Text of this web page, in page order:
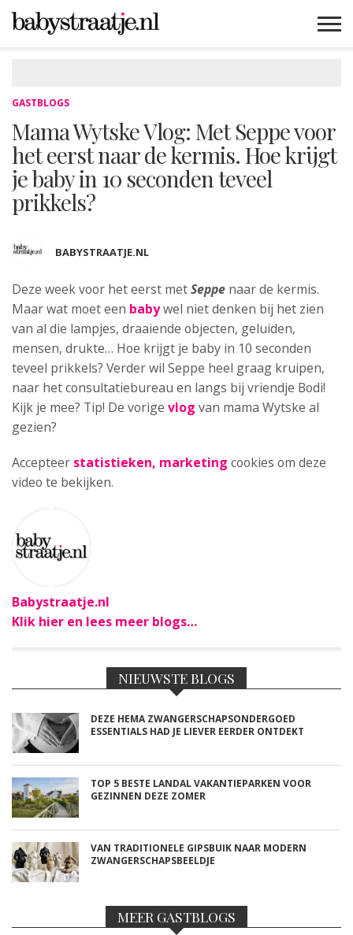
GASTBLOGS
Mama Wytske Vlog: Met Seppe voor
het eerst naar de kermis. Hoe krijgt
je baby in 10 seconden teveel
prikkels?
BABYSTRAATJE.NL
Deze week voor het eerst metSeppe naar de kermis.
Maar wat moet een babywel niet denken bij het zien
van al die lampjes, draaiende objecten, geluiden,
mensen, drukte… Hoe krijgt je baby in 10 seconden
teveel prikkels? Verder wil Seppe heel graag kruipen,
naar het consultatiebureau en langs bij vriendje Bodi!
Kijk je mee? Tip! De vorige vlog van mama Wytske al
gezien?
Accepteer statistieken, marketing cookies om deze
video te bekijken.
Babystraatje.nl
Klik hier en lees meer blogs…
NIEUWSTE BLOGS
DEZE HEMA ZWANGERSCHAPSONDERGOED
ESSENTIALS HAD JE LIEVER EERDER ONTDEKT
TOP 5 BESTE LANDAL VAKANTIEPARKEN VOOR
GEZINNEN DEZE ZOMER
VAN TRADITIONELE GIPSBUIK NAAR MODERN
ZWANGERSCHAPSBEELDJE
MEER GASTBLOGS